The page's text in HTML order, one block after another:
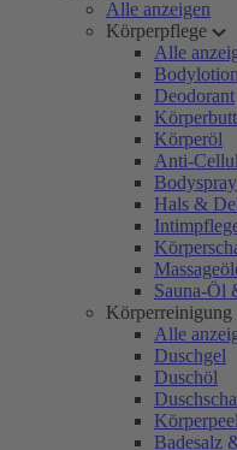
Alle anzeigen
Körperpflege
Alle
Bodylotion
Deodorant
Körperöl
Anti-
Bodyspray
Hals &
Sauna-Öl
Körperreinigung
Alle
Duschgel
Duschöl
Badesalz